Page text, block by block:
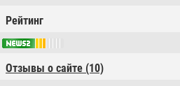
Рейтинг
Отзывы о сайте (10)